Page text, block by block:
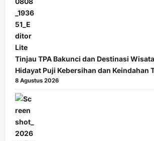
Tinjau TPA Bakunci dan Destinasi
Hidayat Puji Kebersihan dan Keindahan
8 Agustus 2026